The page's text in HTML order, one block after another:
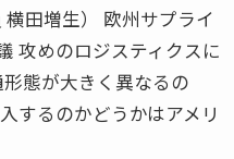
横田増生） 欧州サプライ
攻めのロジスティクスに
態が大きく異なるの
するのかどうかはアメリ